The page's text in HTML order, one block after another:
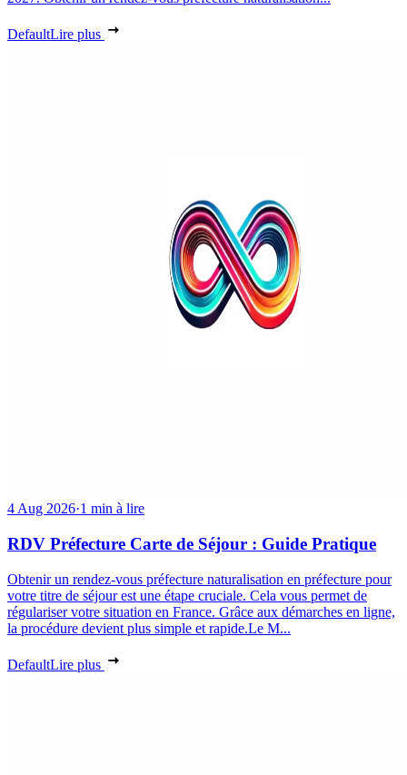
DefaultLire plus
4 Aug 2026·1 min à lire
RDV Préfecture Carte de Séjour : Guide Pratique
Obtenir un rendez-vous préfecture naturalisation en préfecture pour
votre titre de séjour est une étape cruciale. Cela vous permet de
régulariser votre situation en France. Grâce aux démarches en ligne,
la procédure devient plus simple et rapide.Le M...
DefaultLire plus